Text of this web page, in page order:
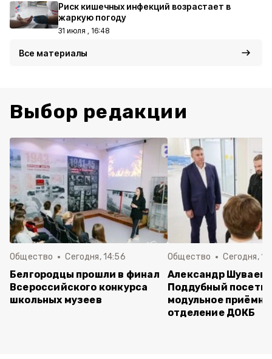
Риск кишечных инфекций возрастает в
жаркую погоду
31 июля , 16:48
Все материалы
Выбор редакции
Общество Сегодня, 14:56
Белгородцы прошли в финал
Всероссийского конкурса
школьных музеев
Общество Сегодня,
Александр Шуваев
Поддубный
модульное
отделение ДОКБ